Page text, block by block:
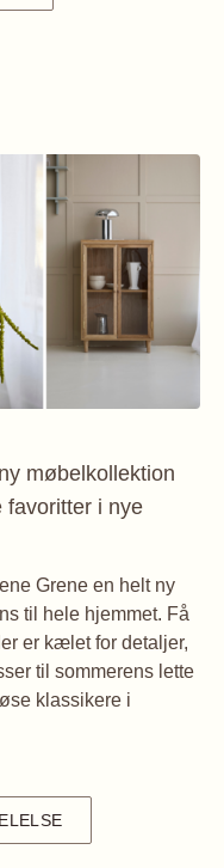
møbelkollektion
i nye
Grene en helt ny
til hele hjemmet. Få
er kælet for detaljer,
til sommerens lette
klassikere i